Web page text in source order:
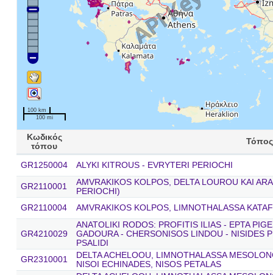
100 km
100 mi
Κωδικός
τόπου
Τόπος
GR1250004 ALYKI KITROUS - EVRYTERI PERIOCHI
GR2110001
AMVRAKIKOS KOLPOS, DELTA LOUROU KAI
PERIOCHI)
GR2110004
AMVRAKIKOS KOLPOS, LIMNOTHALASSA
GR4210029
ANATOLIKI RODOS: PROFITIS ILIAS - EPTA
GADOURA - CHERSONISOS LINDOU - NISIDES
PSALIDI
GR2310001
DELTA ACHELOOU, LIMNOTHALASSA
NISOI ECHINADES, NISOS PETALAS